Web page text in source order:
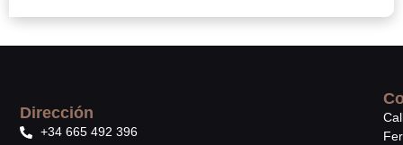
Dirección
+34 665 492 396